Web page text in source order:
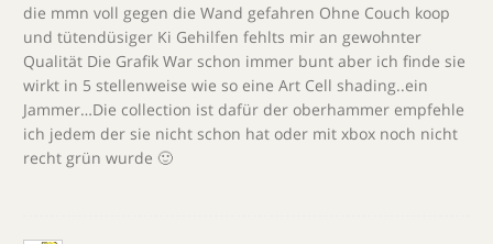
die mmn voll gegen die Wand gefahren Ohne Couch koop
und tütendüsiger Ki Gehilfen fehlts mir an gewohnter
Qualität Die Grafik War schon immer bunt aber ich finde sie
wirkt in 5 stellenweise wie so eine Art Cell shading..ein
Jammer…Die collection ist dafür der oberhammer empfehle
ich jedem der sie nicht schon hat oder mit xbox noch nicht
recht grün wurde 🙂